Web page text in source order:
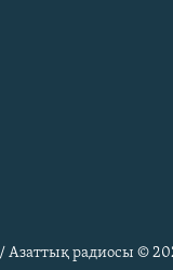
Азаттық радиосы ©